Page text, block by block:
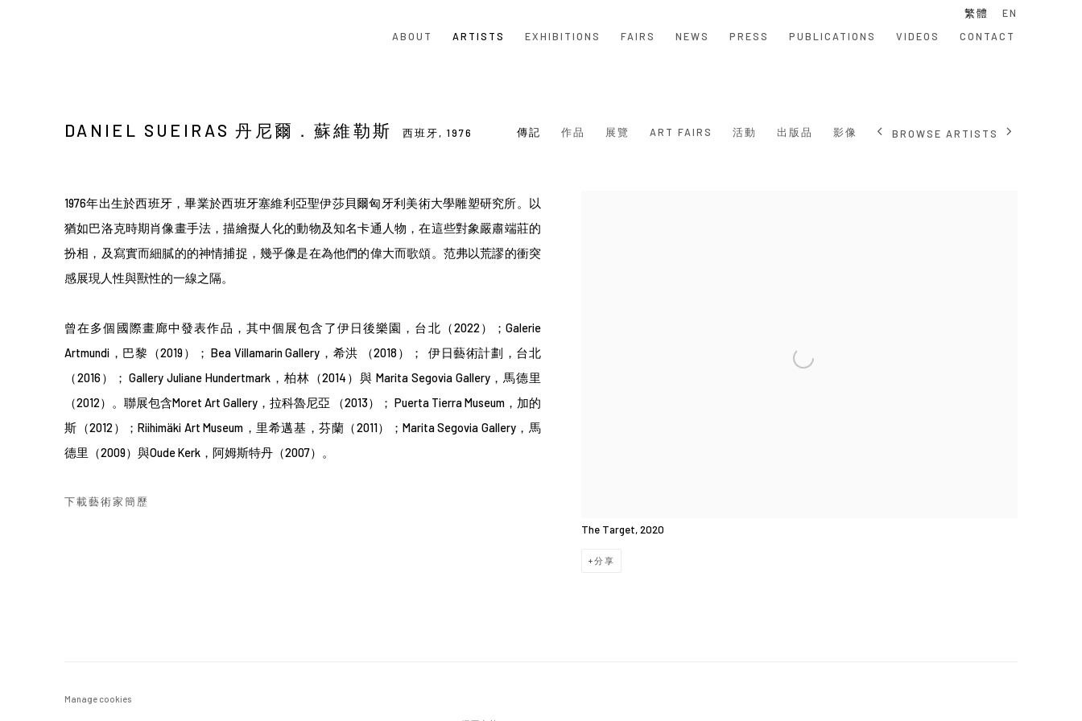
ABOUT ARTISTS EXHIBITIONS FAIRS NEWS PRESS PUBLICATIONS VIDEOS CONTACT
繁體 EN
DANIEL SUEIRAS 丹尼爾．蘇維勒斯 西班牙, 1976 傳記 作品 展覽 ART FAIRS 活動 出版品 影像 BROWSE ARTISTS
The Target, 2020
分享
1976年出生於西班牙，畢業於西班牙塞維利亞聖伊莎貝爾匈牙利美術大學雕塑研究所。以
猶如巴洛克時期肖像畫手法，描繪擬人化的動物及知名卡通人物，在這些對象嚴肅端莊的
扮相，及寫實而細膩的的神情捕捉，幾乎像是在為他們的偉大而歌頌。范弗以荒謬的衝突
感展現人性與獸性的一線之隔。
曾在多個國際畫廊中發表作品，其中個展包含了伊日後樂園，台北（2022）； Galerie
Artmundi，巴黎（2019）；Bea Villamarin Gallery， 希洪 （2018）；
伊日藝術計劃，台北
（2016）；Gallery Juliane Hundertmark，柏林（2014）與 Marita Segovia Gallery，馬德里
（2012）。聯展包含Moret Art Gallery， 拉科魯尼亞 （2013）； Puerta Tierra Museum， 加的
斯（2012）；Riihimäki Art Museum， 里希邁基 ，芬蘭（2011）；Marita Segovia Gallery，馬
德里（2009）與Oude Kerk，阿姆斯特丹（2007）。
下載藝術家簡歷
Manage cookies